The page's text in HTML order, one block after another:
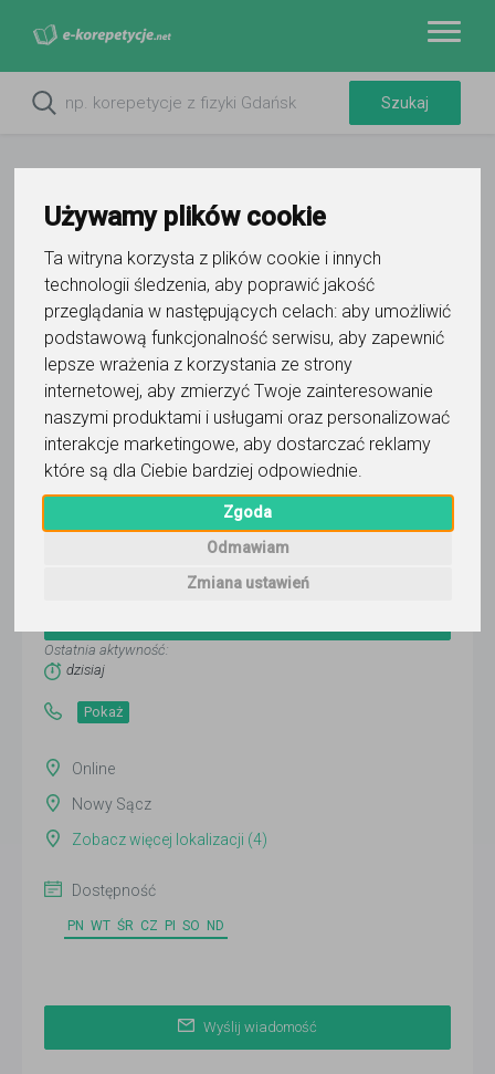
Używamy plików cookie
Ta witryna korzysta z plików cookie i innych
technologii śledzenia, aby poprawić jakość
przeglądania w następujących celach: aby umożliwić
podstawową funkcjonalność serwisu, aby zapewnić
lepsze wrażenia z korzystania ze strony
internetowej, aby zmierzyć Twoje zainteresowanie
naszymi produktami i usługami oraz personalizować
interakcje marketingowe, aby dostarczać reklamy
które są dla Ciebie bardziej odpowiednie.
Zgoda
Odmawiam
Zmiana ustawień
Do ulubionych
Oznacz wystąpienie kontaktu
Piotr SolidneKorepetycje
Ostatnia aktywność:
dzisiaj
Pokaż
Online
Nowy Sącz
Zobacz więcej lokalizacji (4)
Dostępność
PN WT ŚR CZ PI SO ND
Wyślij wiadomość